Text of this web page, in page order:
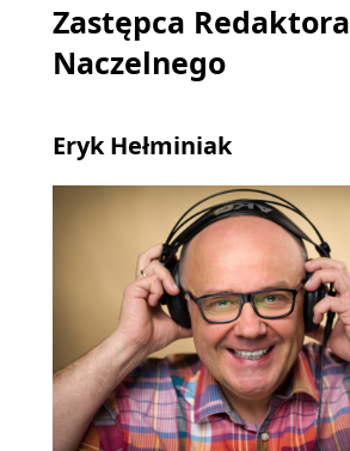
Zastępca Redaktora
Naczelnego
Eryk Hełminiak